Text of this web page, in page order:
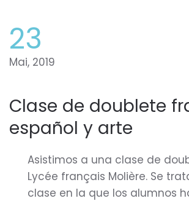
23
Mai, 2019
Clase de doublete
español y arte
Asistimos a una clase de
Lycée français Molière. Se
clase en la que los alumnos